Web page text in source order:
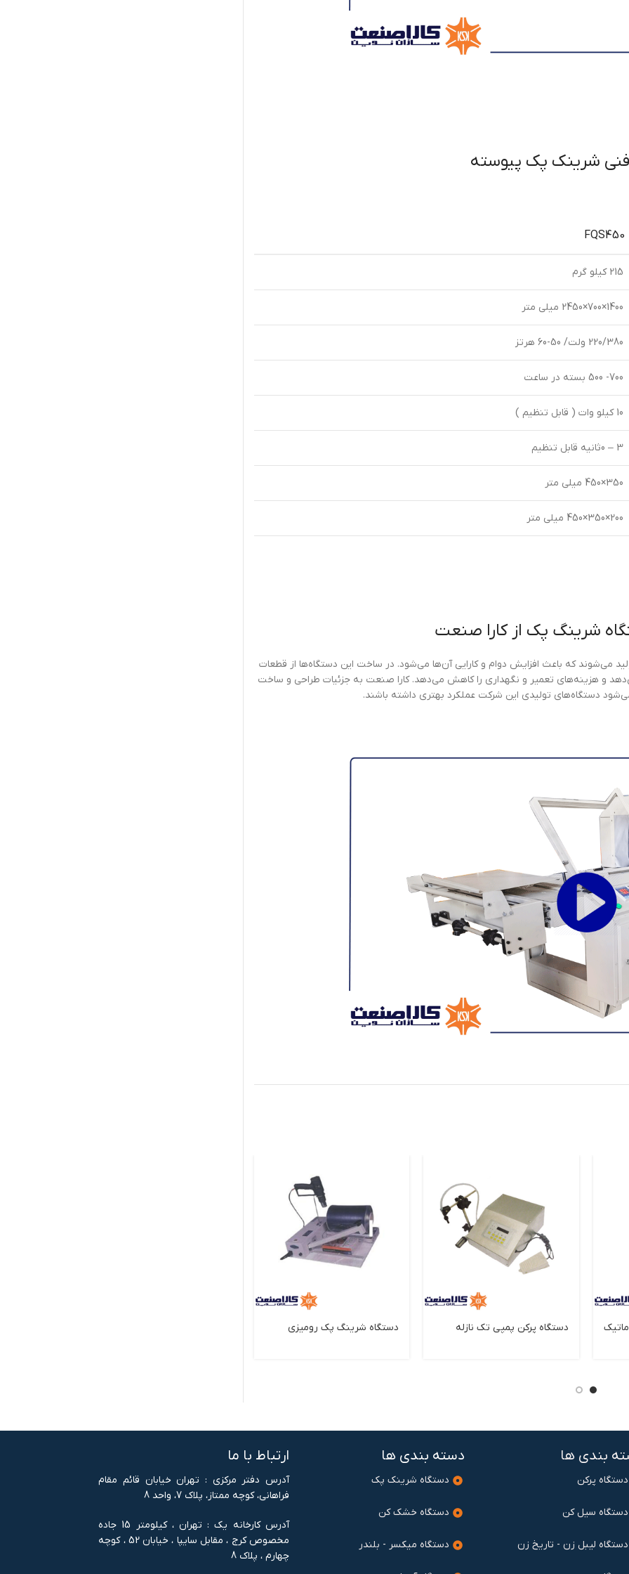
شرینک پک پیوسته
FQS450
215 کیلو گرم
1400×700×2450 میلی متر
220/380 ولت/ 50-60 هرتز
700- 500 بسته در ساعت
10 کیلو وات ( قابل تنظیم )
3 – 0ثانیه قابل تنظیم
350×450 میلی متر
200×350×450 میلی متر
شرینگ پک از کارا صنعت
می‌شوند که باعث افزایش دوام و کارایی آن‌ها می‌شود. در ساخت این دستگاه‌ها از قطعات
و هزینه‌های تعمیر و نگهداری را کاهش می‌دهد. کارا صنعت به جزئیات طراحی و ساخت
دستگاه‌های تولیدی این شرکت عملکرد بهتری داشته باشند.
دستگاه پرکن پمپی تک نازله دستگاه شرینگ پک رومیزی
بندی ها
دستگاه پرکن
دستگاه سیل کن
دستگاه لیبل زن - تاریخ زن
دسته بندی ها
دستگاه شرینک پک
دستگاه خشک کن
دستگاه میکسر - بلندر
ارتباط با ما
آدرس دفتر مرکزی : تهران خيابان قائم مقام
فراهانی، کوچه ممتاز، پلاک 7، واحد 8
آدرس کارخانه یک : تهران ، کيلومتر 15 جاده
مخصوص کرج ، مقابل سايپا ، خيابان 52 ، کوچه
چهارم ، پلاک 8